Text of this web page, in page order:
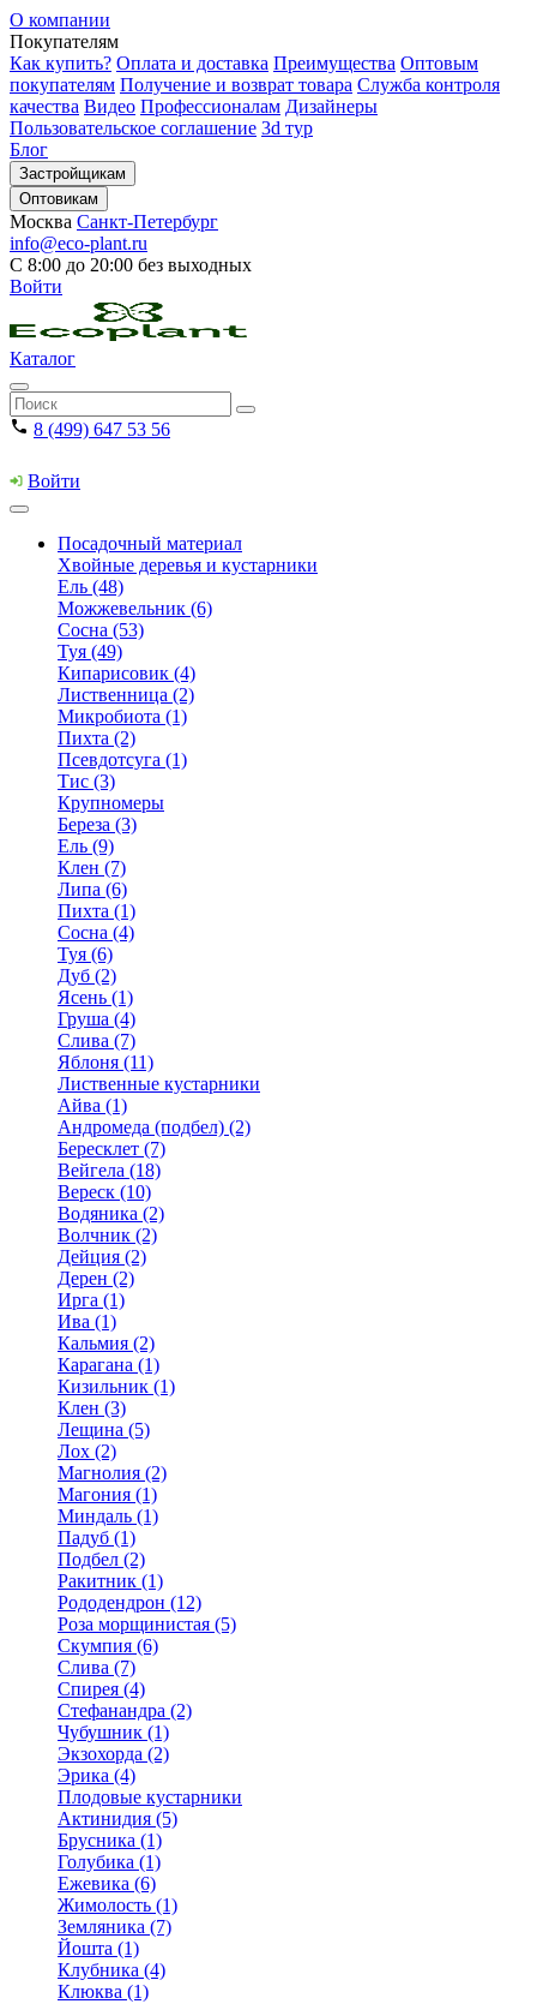
О компании
Покупателям
Как купить? Оплата и доставка Преимущества Оптовым
покупателям Получение и возврат товара Служба контроля
качества Видео Профессионалам Дизайнеры
Пользовательское соглашение 3d тур
Блог
Застройщикам
Оптовикам
Москва Санкт-Петербург
info@eco-plant.ru
С 8:00 до 20:00 без выходных
Войти
Каталог
8 (499) 647 53 56
Войти
Посадочный материал
Хвойные деревья и кустарники
Ель (48)
Можжевельник (6)
Сосна (53)
Туя (49)
Кипарисовик (4)
Лиственница (2)
Микробиота (1)
Пихта (2)
Псевдотсуга (1)
Тис (3)
Крупномеры
Береза (3)
Ель (9)
Клен (7)
Липа (6)
Пихта (1)
Сосна (4)
Туя (6)
Дуб (2)
Ясень (1)
Груша (4)
Слива (7)
Яблоня (11)
Лиственные кустарники
Айва (1)
Андромеда (подбел) (2)
Бересклет (7)
Вейгела (18)
Вереск (10)
Водяника (2)
Волчник (2)
Дейция (2)
Дерен (2)
Ирга (1)
Ива (1)
Кальмия (2)
Карагана (1)
Кизильник (1)
Клен (3)
Лещина (5)
Лох (2)
Магнолия (2)
Магония (1)
Миндаль (1)
Падуб (1)
Подбел (2)
Ракитник (1)
Рододендрон (12)
Роза морщинистая (5)
Скумпия (6)
Слива (7)
Спирея (4)
Стефанандра (2)
Чубушник (1)
Экзохорда (2)
Эрика (4)
Плодовые кустарники
Актинидия (5)
Брусника (1)
Голубика (1)
Ежевика (6)
Жимолость (1)
Земляника (7)
Йошта (1)
Клубника (4)
Клюква (1)